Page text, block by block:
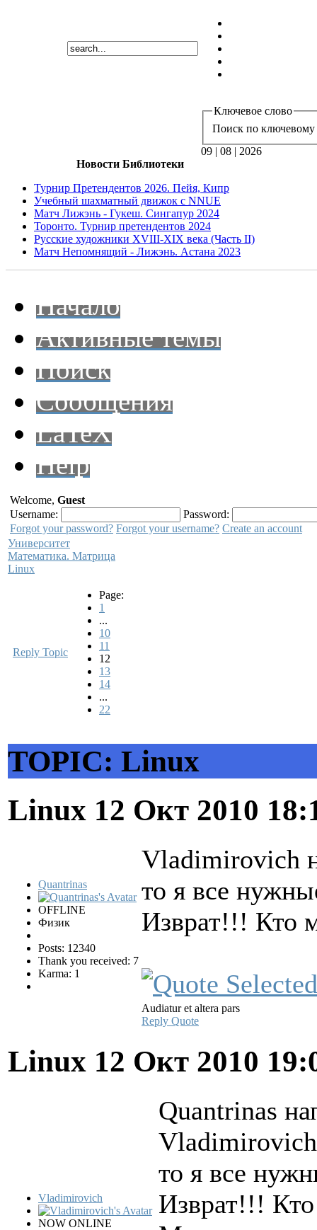
Ключевое слово
Поиск по ключевому
09 | 08 | 2026
Новости Библиотеки
Турнир Претендентов 2026. Пейя, Кипр
Учебный шахматный движок с NNUE
Матч Лижэнь - Гукеш. Сингапур 2024
Торонто. Турнир претендентов 2024
Русские художники XVIII-XIX века (Часть II)
Матч Непомнящий - Лижэнь. Астана 2023
Начало
Активные темы
Поиск
Сообщения
LaTeX
Help
Welcome, Guest
Username:
Password:
Forgot your password? Forgot your username? Create an account
Университет
Математика. Матрица
Linux
Reply Topic
Page:
1
...
10
11
12
13
14
...
22
TOPIC: Linux
Linux 12 Окт 2010
Quantrinas
OFFLINE
Физик
Posts: 12340
Thank you received: 7
Karma: 1
Vladimirovich
то я все
Изврат!!! Кто
Audiatur et altera pars
Reply Quote
Linux 12 Окт 2010
Vladimirovich
NOW ONLINE
Quantrinas
то я все
Изврат!!!